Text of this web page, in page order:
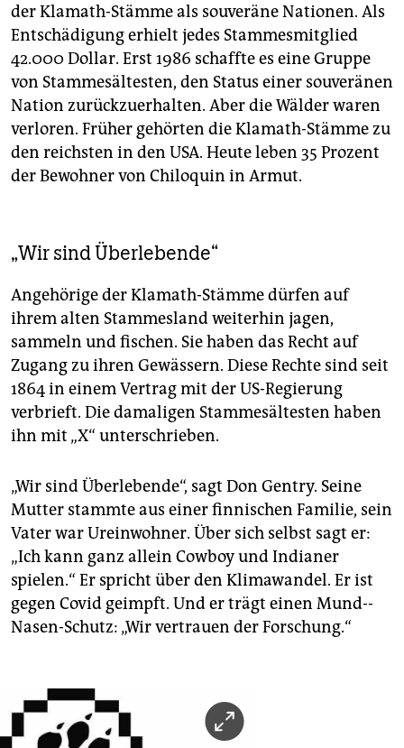
der Klamath-Stämme als souveräne ­Nationen. Als
Entschädigung erhielt jedes Stammesmitglied
42.000 Dollar. Erst 1986 schaffte es eine Gruppe
von Stammesältesten, den Status einer souveränen
Nation zurückzuerhalten. Aber die Wälder waren
verloren. Früher gehörten die Klamath-Stämme zu
den reichsten in den USA. Heute leben 35 Prozent
der Bewohner von Chiloquin in Armut.
„Wir sind Überlebende“
Angehörige der Klamath-Stämme dürfen auf
ihrem alten Stammesland weiterhin jagen,
sammeln und fischen. Sie haben das Recht auf
Zugang zu ihren Gewässern. Diese Rechte sind seit
1864 in einem Vertrag mit der US-Regierung
verbrieft. Die damaligen Stammesältesten haben
ihn mit „X“ unterschrieben.
„Wir sind Überlebende“, sagt Don Gentry. Seine
Mutter stammte aus einer finnischen Familie, sein
Vater war Ureinwohner. Über sich selbst sagt er:
„Ich kann ganz allein Cowboy und Indianer
spielen.“ Er spricht über den Klimawandel. Er ist
gegen Covid geimpft. Und er trägt einen Mund-­
Nasen-Schutz: „Wir vertrauen der Forschung.“